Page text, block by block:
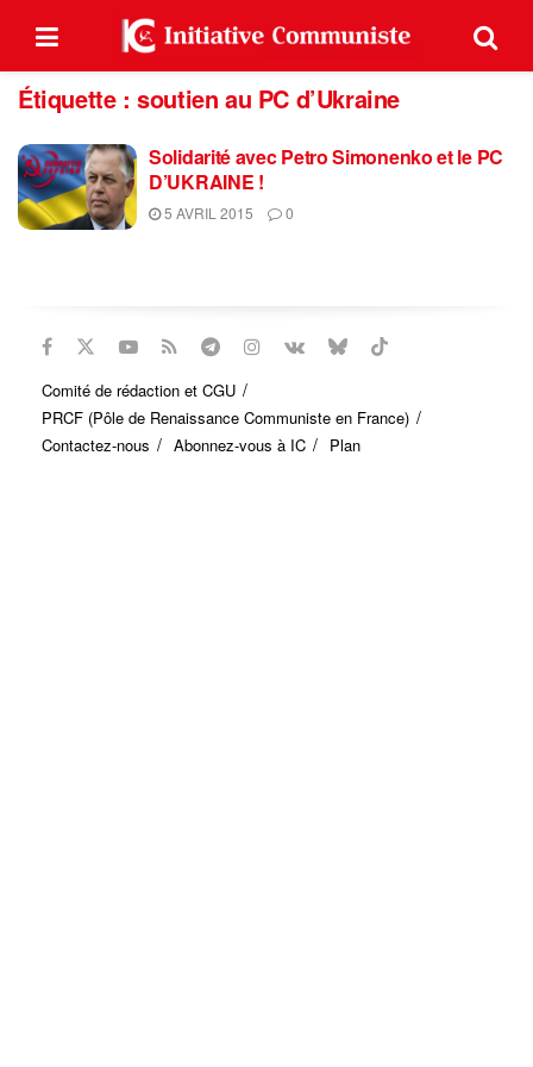
Étiquette :soutien au PC d’Ukraine
Solidarité avec Petro Simonenko et le PC
D’UKRAINE !
5 AVRIL 2015 0
Comité de rédaction et CGU
PRCF (Pôle de Renaissance Communiste en France)
Contactez-nous
Abonnez-vous à IC Plan